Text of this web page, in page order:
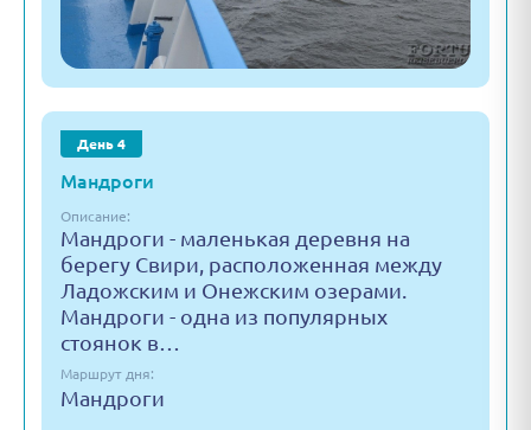
День 4
Мандроги
Описание:
Мандроги - маленькая деревня на
берегу Свири, расположенная между
Ладожским и Онежским озерами.
Мандроги - одна из популярных
стоянок в…
Маршрут дня:
Мандроги